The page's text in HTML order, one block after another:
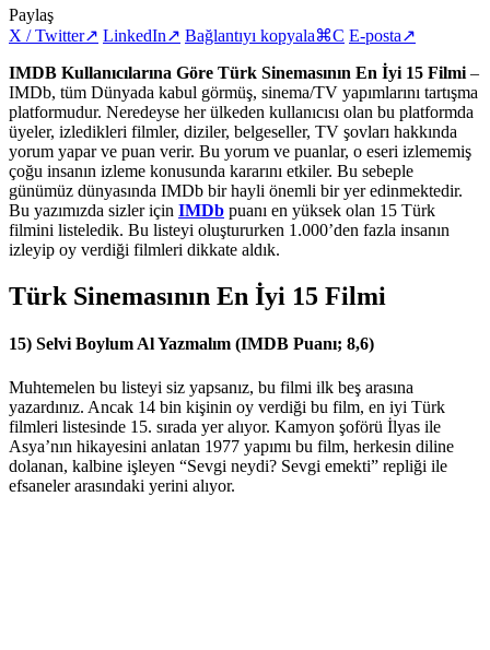
Paylaş
X / Twitter↗ LinkedIn↗ Bağlantıyı kopyala⌘C E-posta↗
IMDB Kullanıcılarına Göre Türk Sinemasının En İyi 15 Filmi –
IMDb, tüm Dünyada kabul görmüş, sinema/TV yapımlarını tartışma
platformudur. Neredeyse her ülkeden kullanıcısı olan bu platformda
üyeler, izledikleri filmler, diziler, belgeseller, TV şovları hakkında
yorum yapar ve puan verir. Bu yorum ve puanlar, o eseri izlememiş
çoğu insanın izleme konusunda kararını etkiler. Bu sebeple
günümüz dünyasında IMDb bir hayli önemli bir yer edinmektedir.
Bu yazımızda sizler için IMDb puanı en yüksek olan 15 Türk
filmini listeledik. Bu listeyi oluştururken 1.000’den fazla insanın
izleyip oy verdiği filmleri dikkate aldık.
Türk Sinemasının En İyi 15 Filmi
15) Selvi Boylum Al Yazmalım (IMDB Puanı; 8,6)
Muhtemelen bu listeyi siz yapsanız, bu filmi ilk beş arasına
yazardınız. Ancak 14 bin kişinin oy verdiği bu film, en iyi Türk
filmleri listesinde 15. sırada yer alıyor. Kamyon şoförü İlyas ile
Asya’nın hikayesini anlatan 1977 yapımı bu film, herkesin diline
dolanan, kalbine işleyen “Sevgi neydi? Sevgi emekti” repliği ile
efsaneler arasındaki yerini alıyor.